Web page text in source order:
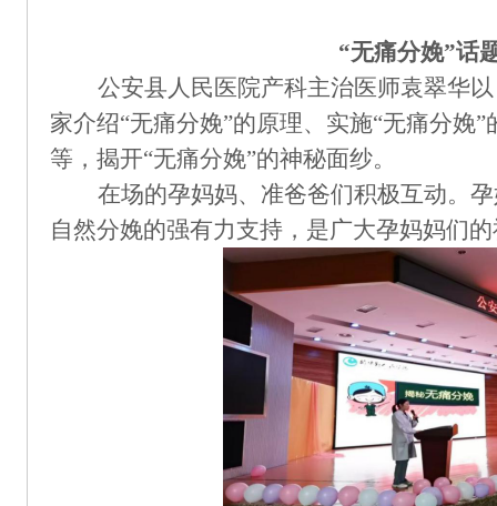
“无痛分娩”话
公安县人民医院产科主治医师袁翠华
家介绍“无痛分娩”的原理、实施“无痛分娩”
等，揭开“无痛分娩”的神秘面纱。
在场的孕妈妈、准爸爸们积极互动。
自然分娩的强有力支持，是广大孕妈妈们